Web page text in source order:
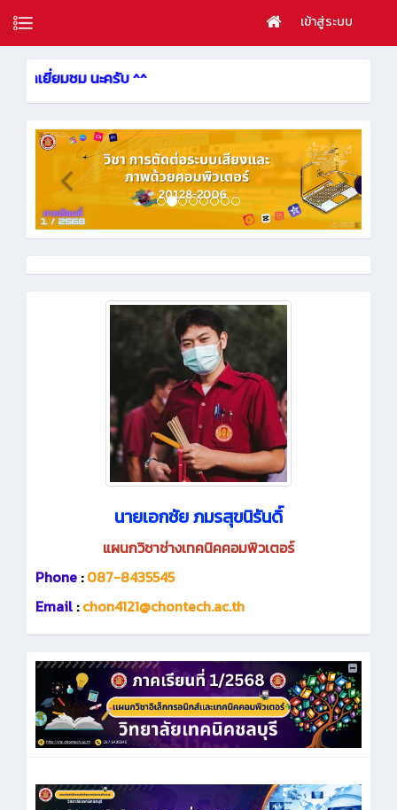
เข้าสู่ระบบ
รับ ^^
นายเอกชัย ภมรสุขนิรันดิ์
แผนกวิชาช่างเทคนิคคอมพิวเตอร์
Phone :087-8435545
Email : chon4121@chontech.ac.th